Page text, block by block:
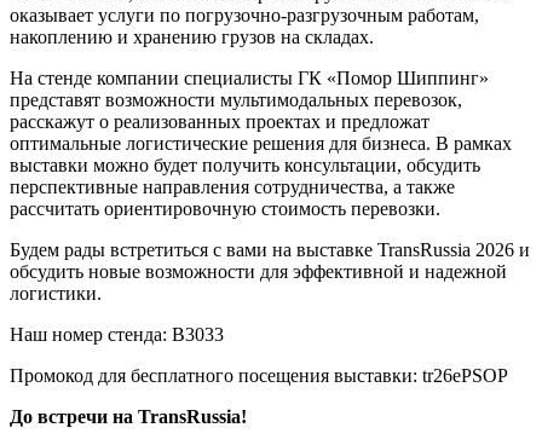
оказывает услуги по погрузочно-разгрузочным работам,
накоплению и хранению грузов на складах.
На стенде компании специалисты ГК «Помор Шиппинг»
представят возможности мультимодальных перевозок,
расскажут о реализованных проектах и предложат
оптимальные логистические решения для бизнеса. В рамках
выставки можно будет получить консультации, обсудить
перспективные направления сотрудничества, а также
рассчитать ориентировочную стоимость перевозки.
Будем рады встретиться с вами на выставке TransRussia 2026 и
обсудить новые возможности для эффективной и надежной
логистики.
Наш номер стенда: В3033
Промокод для бесплатного посещения выставки: tr26ePSOP
До встречи на TransRussia!